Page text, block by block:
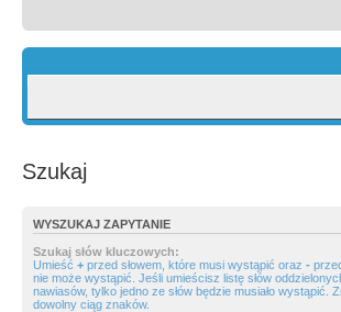
Szukaj
WYSZUKAJ ZAPYTANIE
Szukaj słów kluczowych:
Umieść + przed słowem, które musi wystąpić oraz -
nie może wystąpić. Jeśli umieścisz listę słów
nawiasów, tylko jedno ze słów będzie musiało wystąpić.
dowolny ciąg znaków.